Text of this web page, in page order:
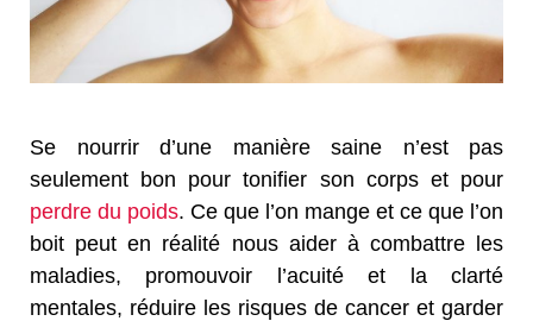
Se nourrir d’une manière saine n’est pas
seulement bon pour tonifier son corps et pour
perdre du poids. Ce que l’on mange et ce que l’on
boit peut en réalité nous aider à combattre les
maladies, promouvoir l’acuité et la clarté
mentales, réduire les risques de cancer et garder